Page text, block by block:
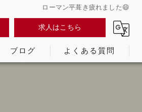
ローマン平葺き疲れました😄
求人はこちら
ブログ よくある質問